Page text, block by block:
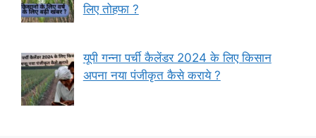
लिए तोहफा ?
यूपी गन्ना पर्ची कैलेंडर 2024 के लिए किसान
अपना नया पंजीकृत कैसे कराये ?